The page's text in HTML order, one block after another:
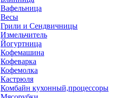
Вафельница
Весы
Грили и Сендвичницы
Измельчитель
Йогуртница
Кофемашина
Кофеварка
Кофемолка
Кастрюля
Комбайн кухонный,процессоры